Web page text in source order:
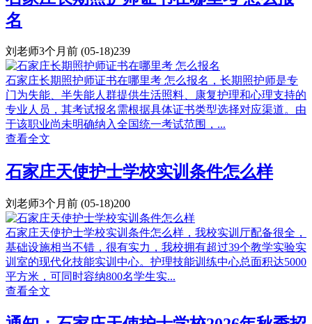
名
刘老师3个月前 (05-18)239
石家庄长期照护师证书在哪里考 怎么报名，长期照护师是专
门为失能、半失能人群提供生活照料、康复护理和心理支持的
专业人员，其考试报名需根据具体证书类型选择对应渠道。由
于该职业尚未明确纳入全国统一考试范围，...
查看全文
石家庄天使护士学校实训条件怎么样
刘老师3个月前 (05-18)200
石家庄天使护士学校实训条件怎么样，我校实训厅配备很全，
基础设施相当不错，很有实力，我校拥有超过39个教学实验实
训室的现代化技能实训中心。护理技能训练中心总面积达5000
平方米，可同时容纳800名学生实...
查看全文